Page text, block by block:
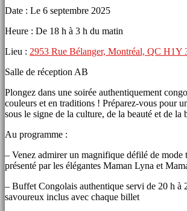
Date : Le 6 septembre 2025
Heure : De 18 h à 3 h du matin
Lieu : 2953 Rue Bélanger, Montréal, QC H1Y
Salle de réception AB
Plongez dans une soirée authentiquement
couleurs et en traditions ! Préparez-vous pour
sous le signe de la culture, de la beauté et de la
Au programme :
– Venez admirer un magnifique défilé de mode
présenté par les élégantes Maman Lyna et
– Buffet Congolais authentique servi de 20 h à
savoureux inclus avec chaque billet